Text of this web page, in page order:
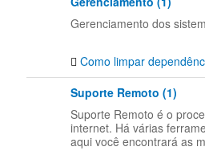
Gerenciamento dos
Como limpar
Suporte Remoto (1)
Suporte Remoto é o
internet. Há várias
aqui você encontrará as